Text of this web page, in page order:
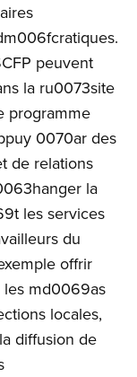
peuvent
la ru0073site
programme
0070ar des
de relations
la
les services
du
offrir
les md0069as
locales,
diffusion de